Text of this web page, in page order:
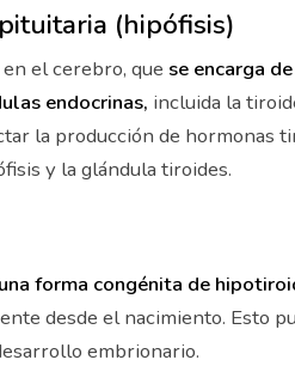
(hipófisis)
el cerebro, que se encarga
endocrinas, incluida la
la producción de hormonas
y la glándula tiroides.
una forma congénita de
desde el nacimiento. Esto
embrionario.